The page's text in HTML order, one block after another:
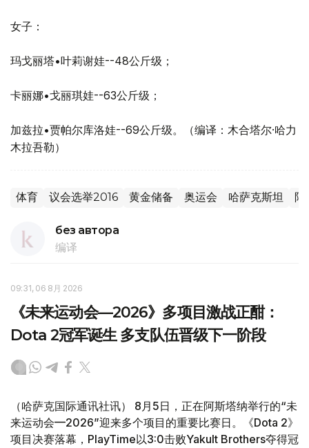
女子：
玛戈丽塔•叶莉谢娃--48公斤级；
卡丽娜•戈丽琪娃--63公斤级；
加兹拉•贾帕尔库洛娃--69公斤级。（编译：木合塔尔·哈力
木拉吾勒）
体育 议会选举2016 黄金储备 奥运会 哈萨克斯坦 阿
без автора
编译
09:31, 06 8月 2026
《未来运动会—2026》多项目激战正酣：
Dota 2冠军诞生 多支队伍晋级下一阶段
（哈萨克国际通讯社讯） 8月5日，正在阿斯塔纳举行的“未
来运动会—2026”迎来多个项目的重要比赛日。《Dota 2》
项目决赛落幕，PlayTime以3:0击败Yakult Brothers夺得冠